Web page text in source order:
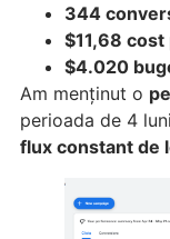
344
$11,68
$4.020
Am menținut o
perioada de 4
flux constant de